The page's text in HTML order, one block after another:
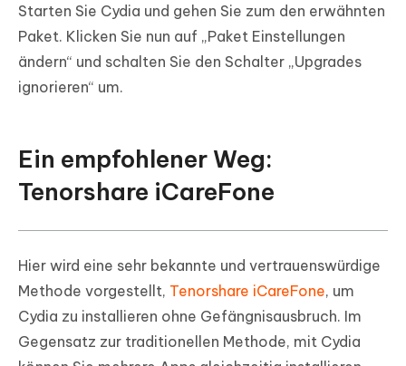
Starten Sie Cydia und gehen Sie zum den erwähnten
Paket. Klicken Sie nun auf „Paket Einstellungen
ändern“ und schalten Sie den Schalter „Upgrades
ignorieren“ um.
Ein empfohlener Weg:
Tenorshare iCareFone
Hier wird eine sehr bekannte und vertrauenswürdige
Methode vorgestellt, Tenorshare iCareFone, um
Cydia zu installieren ohne Gefängnisausbruch. Im
Gegensatz zur traditionellen Methode, mit Cydia